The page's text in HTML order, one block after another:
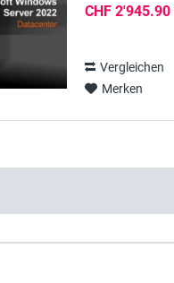
basierende
CHF 2'945.90
Vergleichen
Merken